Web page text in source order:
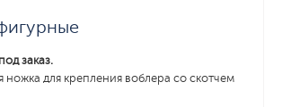
заказ.
ножка для крепления воблера со скотчем